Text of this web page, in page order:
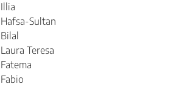
Illia
Hafsa-Sultan
Bilal
Laura Teresa
Fatema
Fabio